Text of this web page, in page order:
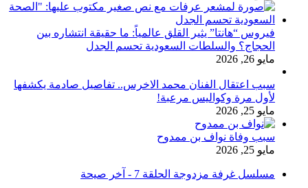
فيروس “هانتا” يثير القلق عالمياً: ما حقيقة انتشاره بين
الحجاج؟ والسلطات السعودية تحسم الجدل
مايو 26, 2026
سبب اعتقال الفنان محمد الاخرس.. تفاصيل صادمة يكشفها
لأول مرة وكواليس مرعبة!
مايو 25, 2026
سبب وفاة نواف بن ممدوح
مايو 25, 2026
مسلسل غرفة مزدوجة الحلقة 7 - آخر صيحة